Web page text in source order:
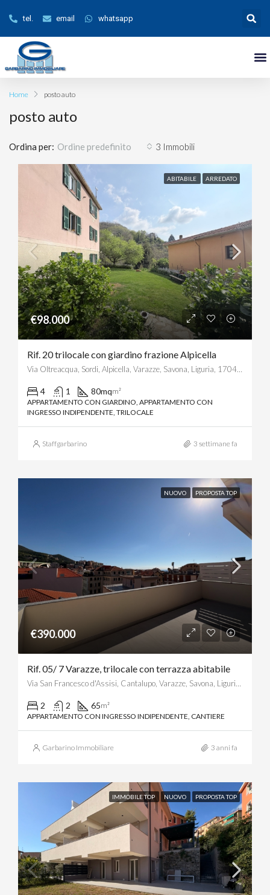
tel. email whatsapp
Home posto auto
posto auto
3 Immobili
Ordina per: Ordine predefinito
ABITABILE ARREDATO
€98.000
Rif. 20 trilocale con giardino frazione Alpicella
Via Oltreacqua, Sordi, Alpicella, Varazze, Savona, Liguria, 17044, Italia
4 1 80mqm²
APPARTAMENTO CON GIARDINO, APPARTAMENTO CON
INGRESSO INDIPENDENTE, TRILOCALE
Staffgarbarino 3 settimane fa
NUOVO PROPOSTA TOP
€390.000
Rif. 05/ 7 Varazze, trilocale con terrazza abitabile
Via San Francesco d'Assisi, Cantalupo, Varazze, Savona, Liguria, 17019, Italia
2 2 65m²
APPARTAMENTO CON INGRESSO INDIPENDENTE, CANTIERE
Garbarino Immobiliare 3 anni fa
IMMOBILE TOP NUOVO PROPOSTA TOP